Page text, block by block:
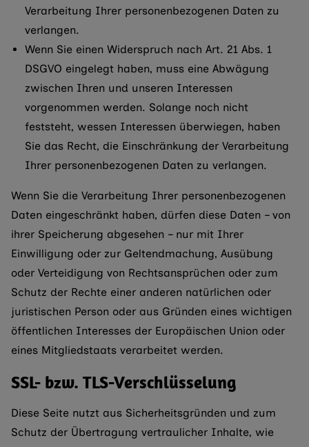
Verarbeitung Ihrer personenbezogenen Daten zu
verlangen.
Wenn Sie einen Widerspruch nach Art. 21 Abs. 1
DSGVO eingelegt haben, muss eine Abwägung
zwischen Ihren und unseren Interessen
vorgenommen werden. Solange noch nicht
feststeht, wessen Interessen überwiegen, haben
Sie das Recht, die Einschränkung der Verarbeitung
Ihrer personenbezogenen Daten zu verlangen.
Wenn Sie die Verarbeitung Ihrer personenbezogenen
Daten eingeschränkt haben, dürfen diese Daten – von
ihrer Speicherung abgesehen – nur mit Ihrer
Einwilligung oder zur Geltendmachung, Ausübung
oder Verteidigung von Rechtsansprüchen oder zum
Schutz der Rechte einer anderen natürlichen oder
juristischen Person oder aus Gründen eines wichtigen
öffentlichen Interesses der Europäischen Union oder
eines Mitgliedstaats verarbeitet werden.
SSL- bzw. TLS-Verschlüsselung
Diese Seite nutzt aus Sicherheitsgründen und zum
Schutz der Übertragung vertraulicher Inhalte, wie